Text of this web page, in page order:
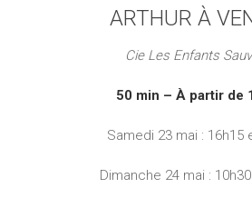
ARTHUR À
Cie Les Enfants
50 min – À partir de
Samedi 23 mai : 16h15
Dimanche 24 mai :